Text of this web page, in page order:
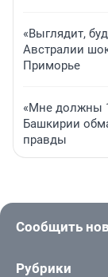
«Выглядит,
Австралии
Приморье
«Мне должны
Башкирии
правды
Сообщить
Рубрики